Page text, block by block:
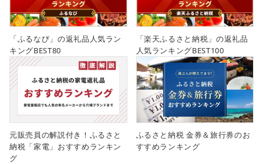
「ふるなび」の返礼品人気ラン
キングBEST80
「楽天ふるさと納税」の返礼品
人気ランキングBEST100
元販売員の解説付き！ふるさと
納税「家電」おすすめランキン
グ
ふるさと納税 金券＆旅行券のお
すすめランキング